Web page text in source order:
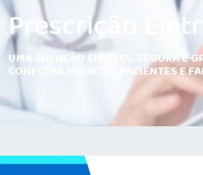
Prescrição
UMA SOLUÇÃO SIMPLES, SEGURA E
CONECTAR MÉDICOS, PACIENTES E